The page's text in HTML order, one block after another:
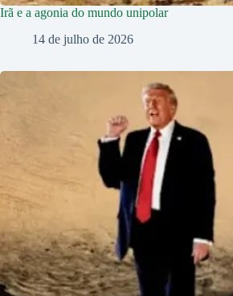
Irã e a agonia do mundo unipolar
14 de julho de 2026